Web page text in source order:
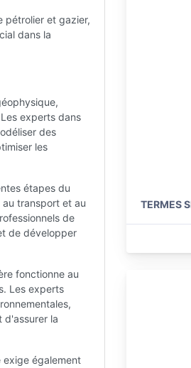
pétrolier et gazier,
dans la
experts dans
des
les
étapes du
transport et au
de
de développer
fonctionne au
Les experts
d'assurer la
exige également
TERMES